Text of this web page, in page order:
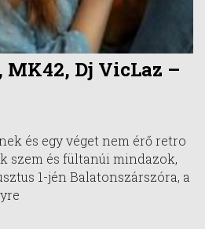
MK42, Dj VicLaz –
és egy véget nem érő retro
szem és fültanúi mindazok,
1-jén Balatonszárszóra, a